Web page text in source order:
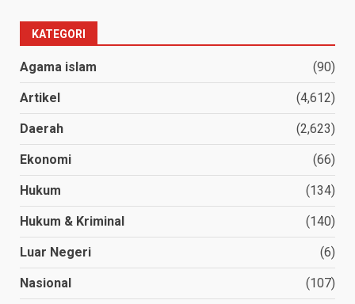
KATEGORI
Agama islam (90)
Artikel (4,612)
Daerah (2,623)
Ekonomi (66)
Hukum (134)
Hukum & Kriminal (140)
Luar Negeri (6)
Nasional (107)